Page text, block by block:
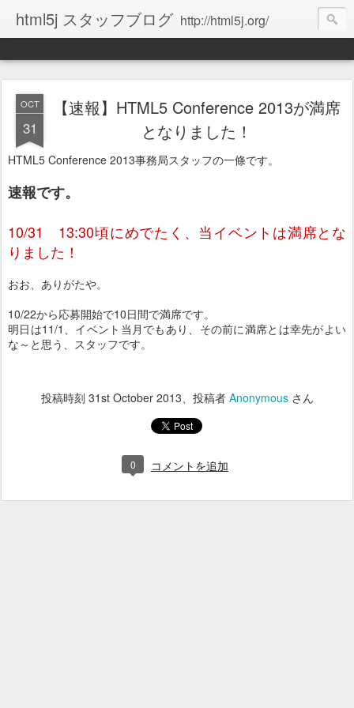
html5j スタッフブログ http://html5j.org/
OCT
31
【速報】HTML5 Conference 2013が満席
となりました！
HTML5 Conference 2013事務局スタッフの一條です。
速報です。
10/31 13:30頃にめでたく、当イベントは満席とな
りました！
おお、ありがたや。
10/22から応募開始で10日間で満席です。
明日は11/1、イベント当月でもあり、その前に満席とは幸先がよい
な～と思う、スタッフです。
投稿時刻 31st October 2013、投稿者 Anonymousさん
0 コメントを追加